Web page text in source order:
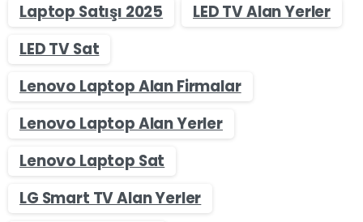
Laptop Satışı 2025
LED TV Alan Yerler
LED TV Sat
Lenovo Laptop Alan Firmalar
Lenovo Laptop Alan Yerler
Lenovo Laptop Sat
LG Smart TV Alan Yerler